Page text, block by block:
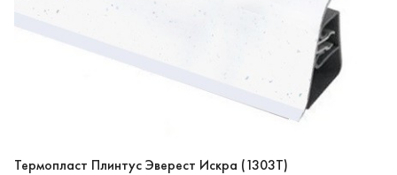
Термопласт Плинтус Эверест Искра (1303T)